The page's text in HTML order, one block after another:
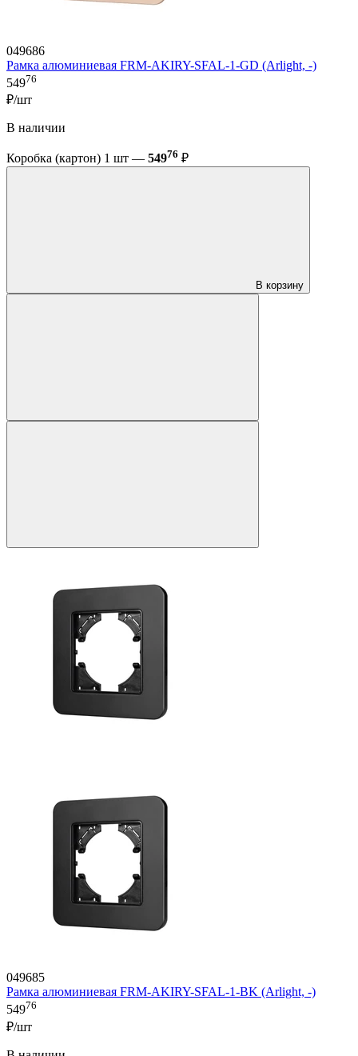
049686
Рамка алюминиевая FRM-AKIRY-SFAL-1-GD (Arlight, -)
54976
₽/шт
В наличии
Коробка (картон) 1 шт — 54976 ₽
В корзину
049685
Рамка алюминиевая FRM-AKIRY-SFAL-1-BK (Arlight, -)
54976
₽/шт